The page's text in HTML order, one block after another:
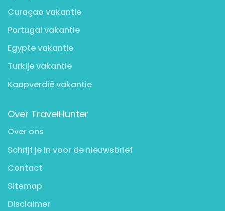
Curaçao vakantie
Portugal vakantie
Egypte vakantie
Turkije vakantie
Kaapverdië vakantie
Over TravelHunter
Over ons
Schrijf je in voor de nieuwsbrief
Contact
Sitemap
Disclaimer